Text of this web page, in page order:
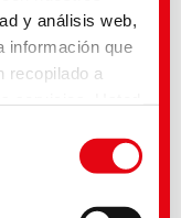
y análisis web,
información que
recopilado a
servicios
los datos se
tratados por